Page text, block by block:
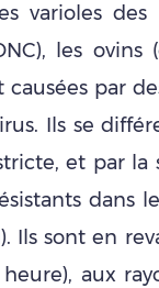
varioles des
les ovins
par
Ils se
et par la
dans
Ils sont en
aux